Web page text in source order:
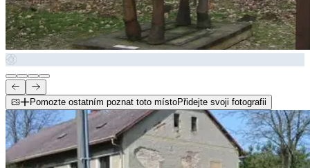
Pomozte ostatním poznat toto místoPřidejte svoji fotografii